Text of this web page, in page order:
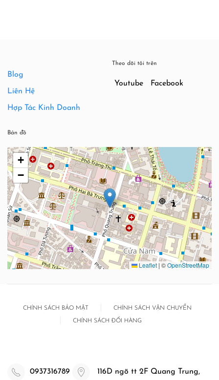
Blog
Liên Hệ
Hợp Tác Kinh Doanh
Theo dõi tôi trên
Youtube Facebook
Bản đồ
+
−
Leaflet | ©OpenStreetMap
CHÍNH SÁCH BẢO MẬT CHÍNH SÁCH VẬN CHUYỂN
CHÍNH SÁCH ĐỔI HÀNG
0937316789 116D ngõ tt 2F Quang Trung,